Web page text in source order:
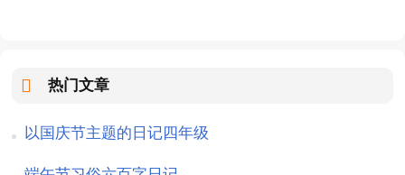
热门文章
以国庆节主题的日记四年级